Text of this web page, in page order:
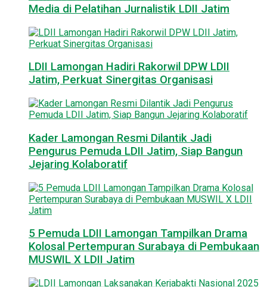
Media di Pelatihan Jurnalistik LDII Jatim
LDII Lamongan Hadiri Rakorwil DPW LDII
Jatim, Perkuat Sinergitas Organisasi
Kader Lamongan Resmi Dilantik Jadi
Pengurus Pemuda LDII Jatim, Siap Bangun
Jejaring Kolaboratif
5 Pemuda LDII Lamongan Tampilkan Drama
Kolosal Pertempuran Surabaya di Pembukaan
MUSWIL X LDII Jatim